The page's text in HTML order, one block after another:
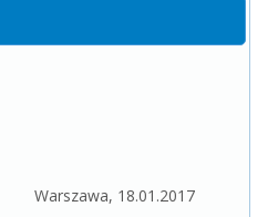
Warszawa, 18.01.2017